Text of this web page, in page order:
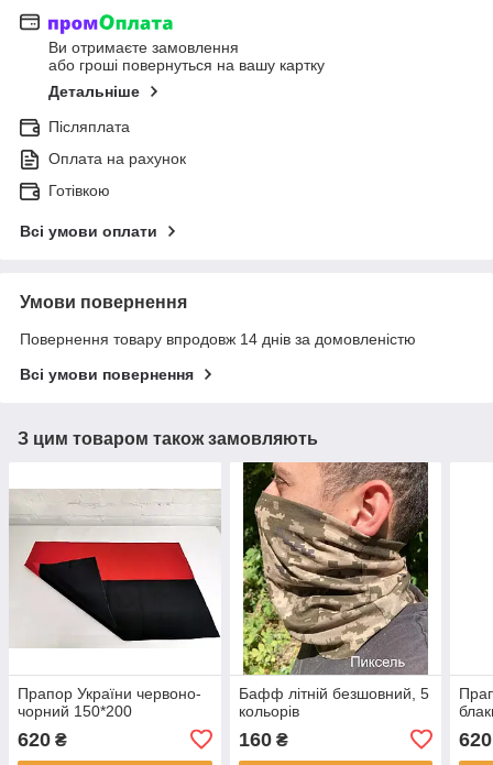
Ви отримаєте замовлення
або гроші повернуться на вашу картку
Детальніше
Післяплата
Оплата на рахунок
Готівкою
Всі умови оплати
Умови повернення
Повернення товару впродовж 14 днів за домовленістю
Всі умови повернення
З цим товаром також замовляють
Прапор України червоно-
чорний 150*200
620 ₴
Бафф літній безшовний, 5
кольорів
160₴ 620